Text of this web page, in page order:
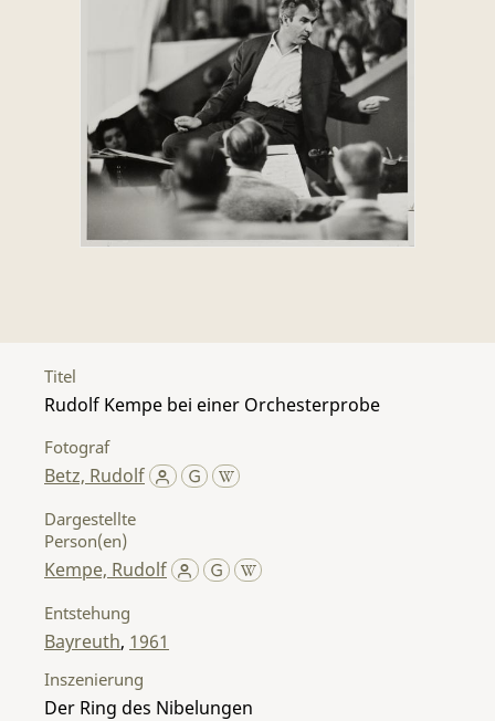
Titel
Rudolf Kempe bei einer Orchesterprobe
Fotograf
Betz, Rudolf
Dargestellte
Person(en)
Kempe, Rudolf
Entstehung
Bayreuth, 1961
Inszenierung
Der Ring des Nibelungen